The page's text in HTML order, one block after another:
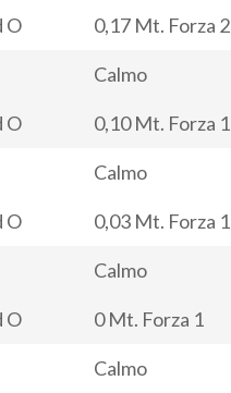
O 0,17 Mt. Forza 2
Calmo
O 0,10 Mt. Forza 1
Calmo
O 0,03 Mt. Forza 1
Calmo
O 0 Mt. Forza 1
Calmo